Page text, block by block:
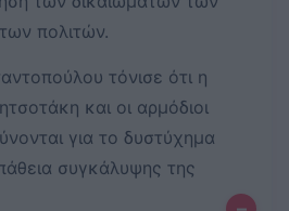
πολιτών.
τόνισε ότι η
και οι αρμόδιοι
για το δυστύχημα
συγκάλυψης της